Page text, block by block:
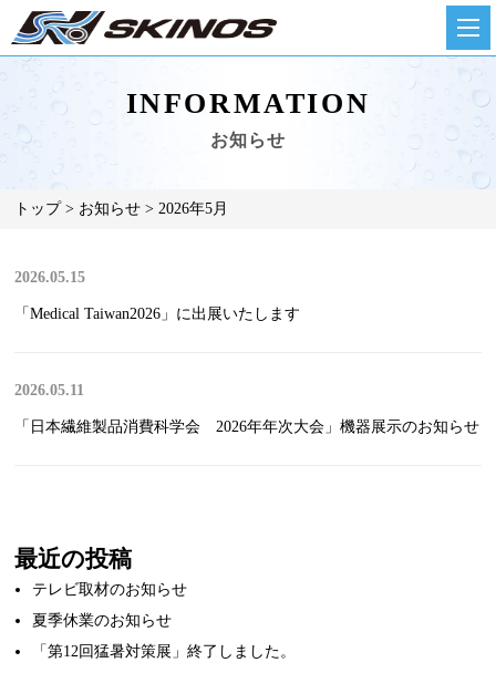
INFORMATION
お知らせ
トップ お知らせ 2026年5月
2026.05.15
「Medical Taiwan2026」に出展いたします
2026.05.11
「日本繊維製品消費科学会 2026年年次大会」機器展示のお知らせ
最近の投稿
テレビ取材のお知らせ
夏季休業のお知らせ
「第12回猛暑対策展」終了しました。